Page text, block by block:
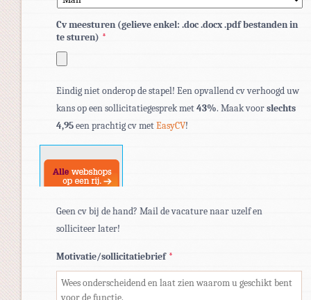
Cv meesturen (gelieve enkel: .doc .docx .pdf bestanden in
te sturen) *
bestandstypen:
pdf,
doc,
docx.
Eindig niet onderop de stapel! Een opvallend cv verhoogd uw
kans op een sollicitatiegesprek met43%. Maak voorslechts
4,95een prachtig cv metEasyCV!
Geen cv bij de hand? Mail de vacature naar uzelf en
solliciteer later!
Motivatie/sollicitatiebrief *